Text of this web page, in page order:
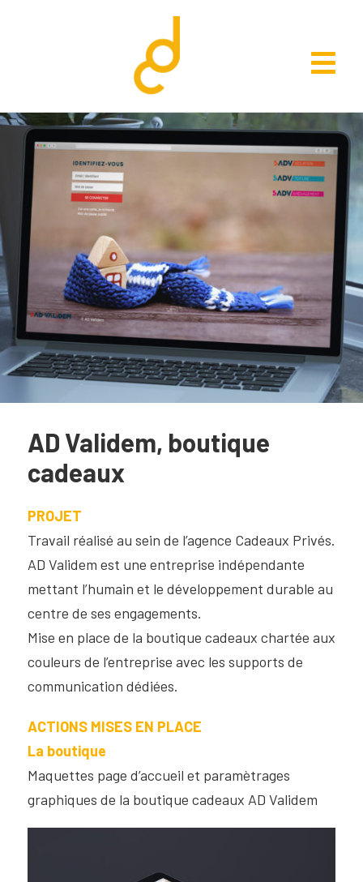
AD Validem, boutique
cadeaux
PROJET
Travail réalisé au sein de l’agence Cadeaux Privés.
AD Validem est une entreprise indépendante
mettant l’humain et le développement durable au
centre de ses engagements.
Mise en place de la boutique cadeaux chartée aux
couleurs de l’entreprise avec les supports de
communication dédiées.
ACTIONS MISES EN PLACE
La boutique
Maquettes page d’accueil et paramètrages
graphiques de la boutique cadeaux AD Validem